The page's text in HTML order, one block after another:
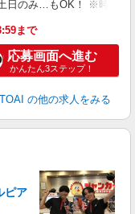
日のみ…もOK！ ※時短勤
まで
応募画面へ進む
かんたん3ステップ！
の他の求人をみる
ピア